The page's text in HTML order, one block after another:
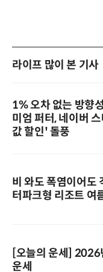
라이프 많이 본 기사
1% 오차 없는 방향
미엄 퍼터, 네이버
값 할인' 돌풍
비 와도 폭염이어도
터파크형 리조트 여
[오늘의 운세]
운세